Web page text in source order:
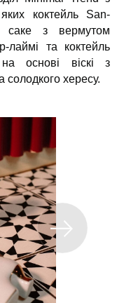
коктейль San-
саке з вермутом
лаймі та коктейль
основі віскі з
солодкого хересу.